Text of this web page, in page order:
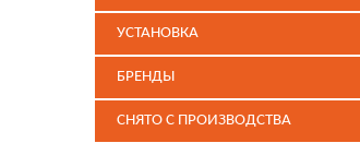
УСТАНОВКА
БРЕНДЫ
СНЯТО С ПРОИЗВОДСТВА